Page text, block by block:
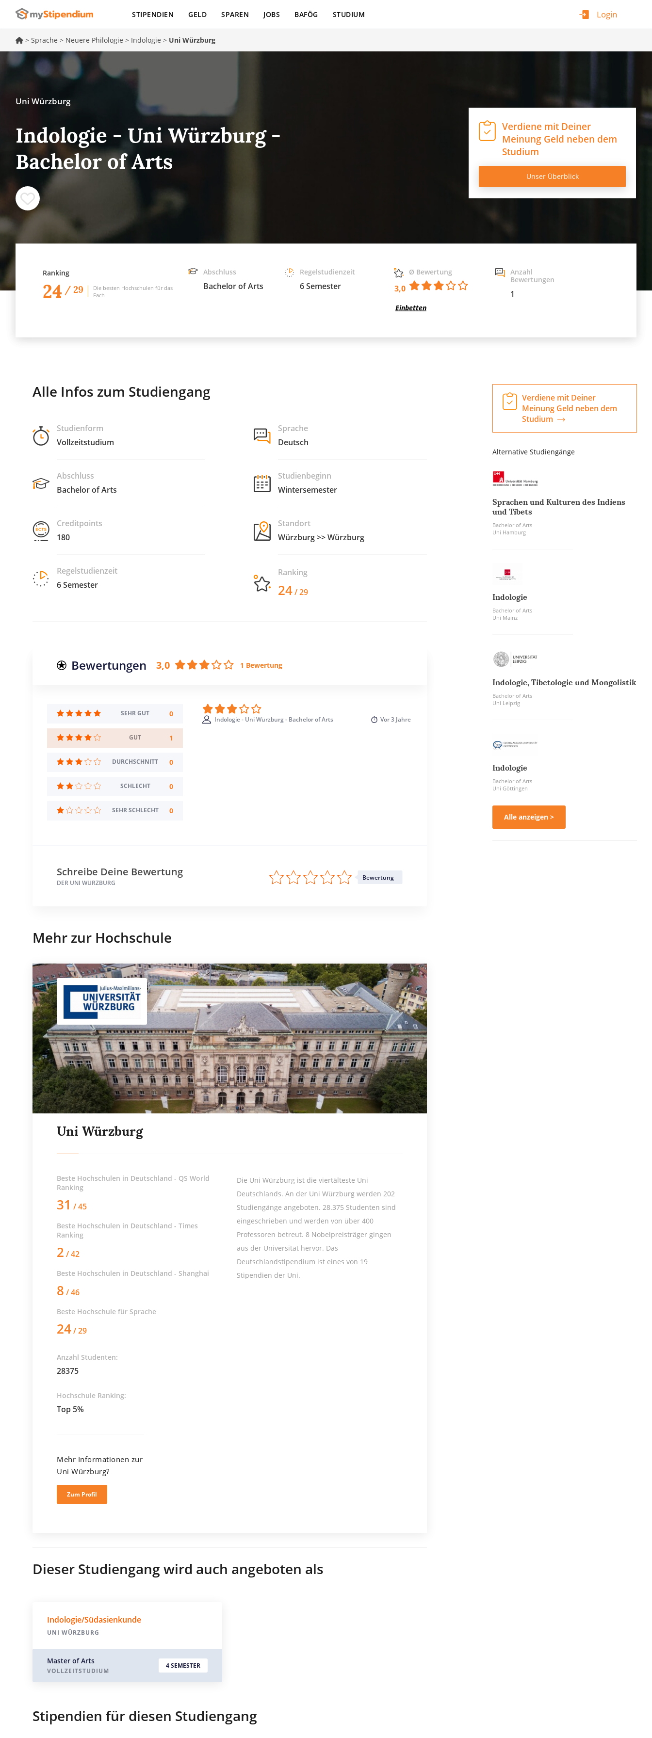
Login
STIPENDIEN GELD SPAREN JOBS BAFÖG STUDIUM
> Sprache > Neuere Philologie > Indologie > Uni Würzburg
Uni Würzburg
Indologie - Uni Würzburg -
Bachelor of Arts
Verdiene mit Deiner
Meinung Geld neben dem
Studium
Unser Überblick
Ranking
24 / 29
Die besten Hochschulen für das
Fach
Abschluss
Bachelor of Arts
Regelstudienzeit
6 Semester
Ø Bewertung
3,0
Einbetten
Anzahl
Bewertungen
1
Alle Infos zum Studiengang
Studienform
Vollzeitstudium
Abschluss
Bachelor of Arts
Creditpoints
180
Regelstudienzeit
6 Semester
Sprache
Deutsch
Studienbeginn
Wintersemester
Standort
Würzburg >> Würzburg
Ranking
24/ 29
Bewertungen 3,0 1 Bewertung
SEHR GUT 0
GUT 1
DURCHSCHNITT 0
SCHLECHT 0
SEHR SCHLECHT 0
Indologie - Uni Würzburg - Bachelor of Arts Vor3 Jahre
Schreibe Deine Bewertung
DER UNI WÜRZBURG
Bewertung
Mehr zur Hochschule
Uni Würzburg
Beste Hochschulen in Deutschland - QS World
Ranking
31 / 45
Beste Hochschulen in Deutschland - Times
Ranking
2 / 42
Beste Hochschulen in Deutschland - Shanghai
8 / 46
Beste Hochschule für Sprache
24/ 29
Anzahl Studenten:
28375
Hochschule Ranking:
Top 5%
Die Uni Würzburg ist die viertälteste Uni
Deutschlands. An der Uni Würzburg werden 202
Studiengänge angeboten. 28.375 Studenten sind
eingeschrieben und werden von über 400
Professoren betreut. 8 Nobelpreisträger gingen
aus der Universität hervor. Das
Deutschlandstipendium ist eines von 19
Stipendien der Uni.
Mehr Informationen zur
Uni Würzburg?
Zum Profil
Dieser Studiengang wird auch angeboten als
Indologie/Südasienkunde
UNI WÜRZBURG
Master of Arts
VOLLZEITSTUDIUM
4 SEMESTER
Stipendien für diesen Studiengang
Verdiene mit Deiner
Meinung Geld neben dem
Studium
Alternative Studiengänge
Sprachen und Kulturen des Indiens
und Tibets
Bachelor of Arts
Uni Hamburg
Indologie
Bachelor of Arts
Uni Mainz
Indologie, Tibetologie und Mongolistik
Bachelor of Arts
Uni Leipzig
Indologie
Bachelor of Arts
Uni Göttingen
Alle anzeigen >